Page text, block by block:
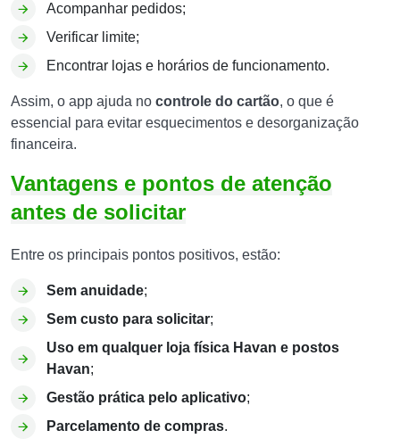
Acompanhar pedidos;
Verificar limite;
Encontrar lojas e horários de funcionamento.
Assim, o app ajuda no controle do cartão, o que é
essencial para evitar esquecimentos e desorganização
financeira.
Vantagens e pontos de atenção
antes de solicitar
Entre os principais pontos positivos, estão:
Sem anuidade;
Sem custo para solicitar;
Uso em qualquer loja física Havan e postos
Havan;
Gestão prática pelo aplicativo;
Parcelamento de compras.